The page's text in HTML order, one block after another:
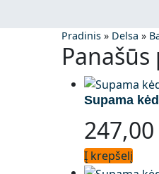
Pradinis » Delsa »
Supama
247,00
Į krepšelį